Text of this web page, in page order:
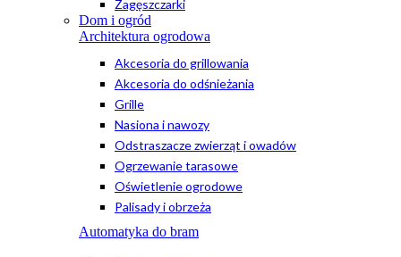
Zagęszczarki
Dom i ogród
Architektura ogrodowa
Akcesoria do grillowania
Akcesoria do odśnieżania
Grille
Nasiona i nawozy
Odstraszacze zwierząt i owadów
Ogrzewanie tarasowe
Oświetlenie ogrodowe
Palisady i obrzeża
Automatyka do bram